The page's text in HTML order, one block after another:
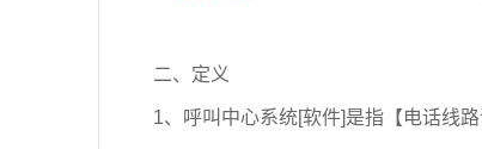
二、定义
1、呼叫中心系统[软件]是指【电话线路